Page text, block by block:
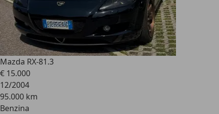
Mazda RX-81.3
€ 15.000
12/2004
95.000 km
Benzina